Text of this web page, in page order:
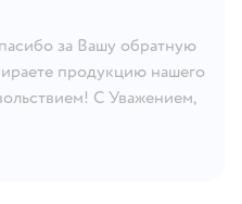
за Вашу обратную
продукцию нашего
С Уважением,